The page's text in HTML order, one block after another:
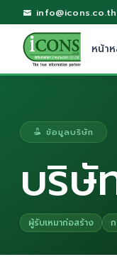
info@icons.co.th
หน้า
ข้อมูลบริษัท
บริษั
ผู้รับเหมาก่อสร้าง